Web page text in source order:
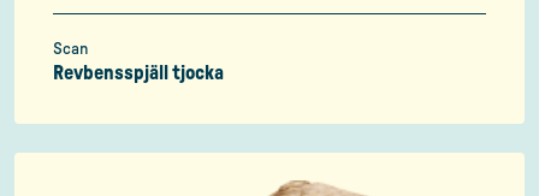
Scan
Revbensspjäll tjocka